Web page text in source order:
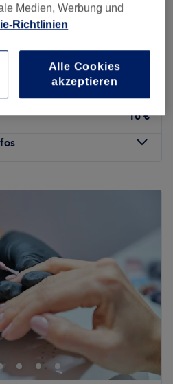
anzeigen
& Styling
18 €
18:30
09:00– 16:30
Geschlossen
Haaren und brauchst eine
Salon B Hair & Beauty, in
Nach einer
für dich ein neuer Schnitt
gefunden.
Medien, Werbung und
Richtlinien
Alle Cookies
akzeptieren